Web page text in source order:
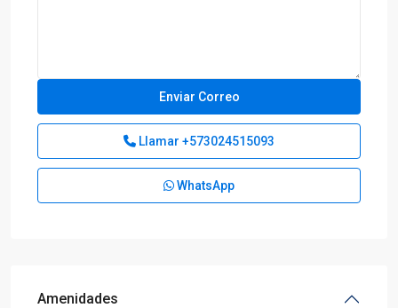
Llamar +573024515093
WhatsApp
Amenidades